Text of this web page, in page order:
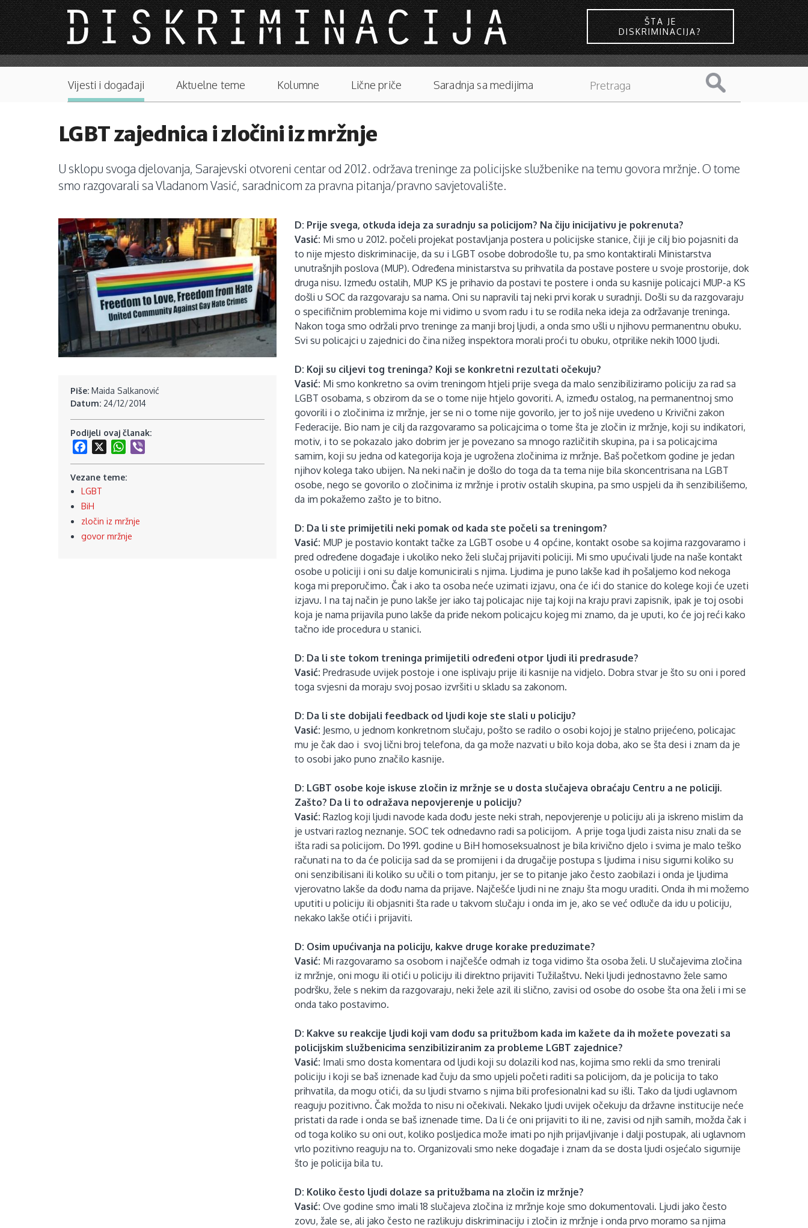
Skip to main content
ŠTA JE
DISKRIMINACIJA?
Main menu
Vijesti i događaji Aktuelne teme Kolumne Lične priče Saradnja sa medijima
LGBT zajednica i zločini iz mržnje
U sklopu svoga djelovanja, Sarajevski otvoreni centar od 2012. održava treninge za policijske službenike na temu govora mržnje. O tome
smo razgovarali sa Vladanom Vasić, saradnicom za pravna pitanja/pravno savjetovalište.
Piše: Maida Salkanović
Datum: 24/12/2014
Podijeli ovaj članak:
Facebook
WhatsApp
Vezane teme:
LGBT
BiH
zločin iz mržnje
govor mržnje
D: Prije svega, otkuda ideja za suradnju sa policijom? Na čiju inicijativu je pokrenuta?
Vasić: Mi smo u 2012. počeli projekat postavljanja postera u policijske stanice, čiji je cilj bio pojasniti da
to nije mjesto diskriminacije, da su i LGBT osobe dobrodošle tu, pa smo kontaktirali Ministarstva
unutrašnjih poslova (MUP). Određena ministarstva su prihvatila da postave postere u svoje prostorije, dok
druga nisu. Između ostalih, MUP KS je prihavio da postavi te postere i onda su kasnije policajci MUP-a KS
došli u SOC da razgovaraju sa nama. Oni su napravili taj neki prvi korak u suradnji. Došli su da razgovaraju
o specifičnim problemima koje mi vidimo u svom radu i tu se rodila neka ideja za održavanje treninga.
Nakon toga smo održali prvo treninge za manji broj ljudi, a onda smo ušli u njihovu permanentnu obuku.
Svi su policajci u zajednici do čina nižeg inspektora morali proći tu obuku, otprilike nekih 1000 ljudi.
D: Koji su ciljevi tog treninga? Koji se konkretni rezultati očekuju?
Vasić: Mi smo konkretno sa ovim treningom htjeli prije svega da malo senzibiliziramo policiju za rad sa
LGBT osobama, s obzirom da se o tome nije htjelo govoriti. A, između ostalog, na permanentnoj smo
govorili i o zločinima iz mržnje, jer se ni o tome nije govorilo, jer to još nije uvedeno u Krivični zakon
Federacije. Bio nam je cilj da razgovaramo sa policajcima o tome šta je zločin iz mržnje, koji su indikatori,
motiv, i to se pokazalo jako dobrim jer je povezano sa mnogo različitih skupina, pa i sa policajcima
samim, koji su jedna od kategorija koja je ugrožena zločinima iz mržnje. Baš početkom godine je jedan
njihov kolega tako ubijen. Na neki način je došlo do toga da ta tema nije bila skoncentrisana na LGBT
osobe, nego se govorilo o zločinima iz mržnje i protiv ostalih skupina, pa smo uspjeli da ih senzibilišemo,
da im pokažemo zašto je to bitno.
D: Da li ste primijetili neki pomak od kada ste počeli sa treningom?
Vasić: MUP je postavio kontakt tačke za LGBT osobe u 4 općine, kontakt osobe sa kojima razgovaramo i
pred određene događaje i ukoliko neko želi slučaj prijaviti policiji. Mi smo upućivali ljude na naše kontakt
osobe u policiji i oni su dalje komunicirali s njima. Ljudima je puno lakše kad ih pošaljemo kod nekoga
koga mi preporučimo. Čak i ako ta osoba neće uzimati izjavu, ona će ići do stanice do kolege koji će uzeti
izjavu. I na taj način je puno lakše jer iako taj policajac nije taj koji na kraju pravi zapisnik, ipak je toj osobi
koja je nama prijavila puno lakše da priđe nekom policajcu kojeg mi znamo, da je uputi, ko će joj reći kako
tačno ide procedura u stanici.
D: Da li ste tokom treninga primijetili određeni otpor ljudi ili predrasude?
Vasić:Predrasude uvijek postoje i one isplivaju prije ili kasnije na vidjelo. Dobra stvar je što su oni i pored
toga svjesni da moraju svoj posao izvršiti u skladu sa zakonom.
D: Da li ste dobijali feedback od ljudi koje ste slali u policiju?
Vasić: Jesmo, u jednom konkretnom slučaju, pošto se radilo o osobi kojoj je stalno prijećeno, policajac
mu je čak dao i svoj lični broj telefona, da ga može nazvati u bilo koja doba, ako se šta desi i znam da je
to osobi jako puno značilo kasnije.
D: LGBT osobe koje iskuse zločin iz mržnje se u dosta slučajeva obraćaju Centru a ne policiji.
Zašto? Da li to odražava nepovjerenje u policiju?
Vasić:Razlog koji ljudi navode kada dođu jeste neki strah, nepovjerenje u policiju ali ja iskreno mislim da
je ustvari razlog neznanje. SOC tek odnedavno radi sa policijom. A prije toga ljudi zaista nisu znali da se
išta radi sa policijom. Do 1991. godine u BiH homoseksualnost je bila krivično djelo i svima je malo teško
računati na to da će policija sad da se promijeni i da drugačije postupa s ljudima i nisu sigurni koliko su
oni senzibilisani ili koliko su učili o tom pitanju, jer se to pitanje jako često zaobilazi i onda je ljudima
vjerovatno lakše da dođu nama da prijave. Najčešće ljudi ni ne znaju šta mogu uraditi. Onda ih mi možemo
uputiti u policiju ili objasniti šta rade u takvom slučaju i onda im je, ako se već odluče da idu u policiju,
nekako lakše otići i prijaviti.
D: Osim upućivanja na policiju, kakve druge korake preduzimate?
Vasić: Mi razgovaramo sa osobom i najčešće odmah iz toga vidimo šta osoba želi. U slučajevima zločina
iz mržnje, oni mogu ili otići u policiju ili direktno prijaviti Tužilaštvu. Neki ljudi jednostavno žele samo
podršku, žele s nekim da razgovaraju, neki žele azil ili slično, zavisi od osobe do osobe šta ona želi i mi se
onda tako postavimo.
D: Kakve su reakcije ljudi koji vam dođu sa pritužbom kada im kažete da ih možete povezati sa
policijskim službenicima senzibiliziranim za probleme LGBT zajednice?
Vasić: Imali smo dosta komentara od ljudi koji su dolazili kod nas, kojima smo rekli da smo trenirali
policiju i koji se baš iznenade kad čuju da smo upjeli početi raditi sa policijom, da je policija to tako
prihvatila, da mogu otići, da su ljudi stvarno s njima bili profesionalni kad su išli. Tako da ljudi uglavnom
reaguju pozitivno. Čak možda to nisu ni očekivali. Nekako ljudi uvijek očekuju da državne institucije neće
pristati da rade i onda se baš iznenade time. Da li će oni prijaviti to ili ne, zavisi od njih samih, možda čak i
od toga koliko su oni out, koliko posljedica može imati po njih prijavljivanje i dalji postupak, ali uglavnom
vrlo pozitivno reaguju na to. Organizovali smo neke događaje i znam da se dosta ljudi osjećalo sigurnije
što je policija bila tu.
D: Koliko često ljudi dolaze sa pritužbama na zločin iz mržnje?
Vasić:Ove godine smo imali 18 slučajeva zločina iz mržnje koje smo dokumentovali. Ljudi jako često
zovu, žale se, ali jako često ne razlikuju diskriminaciju i zločin iz mržnje i onda prvo moramo sa njima